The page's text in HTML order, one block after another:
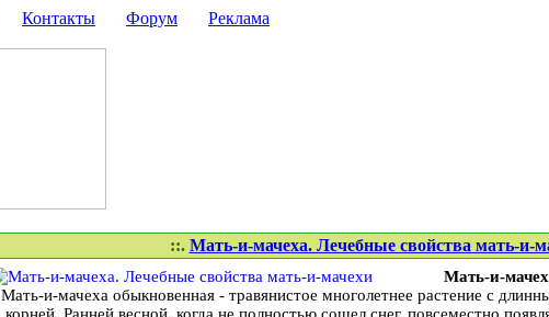
Контакты Форум
Реклама
::. Мать-и-мачеха. Лечебные свойства мать-и-
Мать-и-
Мать-и-мачеха обыкновенная - травянистое многолетнее растение с